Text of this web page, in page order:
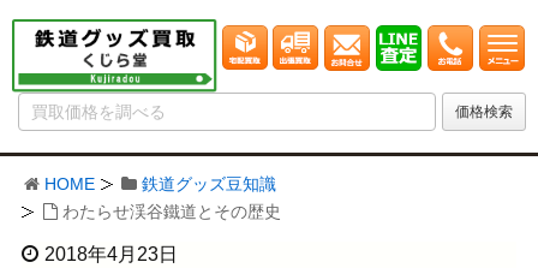
HOME
鉄道グッズ豆知識
わたらせ渓谷鐵道とその歴史
2018年4月23日